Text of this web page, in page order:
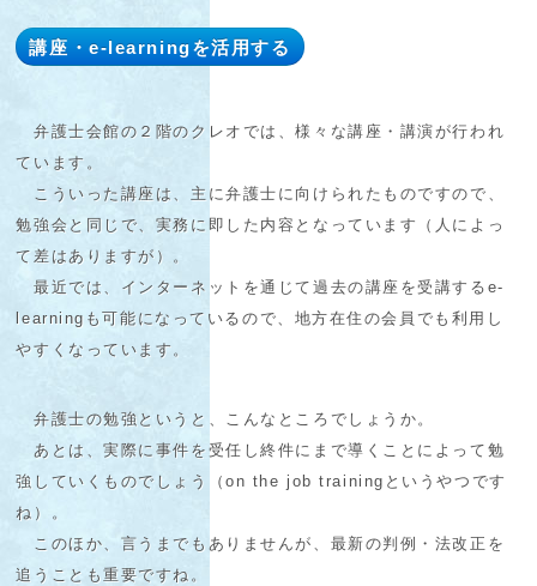
講座・e-learningを活用する
弁護士会館の２階のクレオでは、様々な講座・講演が行われ
ています。
こういった講座は、主に弁護士に向けられたものですので、
勉強会と同じで、実務に即した内容となっています（人によっ
て差はありますが）。
最近では、インターネットを通じて過去の講座を受講するe-
learningも可能になっているので、地方在住の会員でも利用し
やすくなっています。
弁護士の勉強というと、こんなところでしょうか。
あとは、実際に事件を受任し終件にまで導くことによって勉
強していくものでしょう（on the job trainingというやつです
ね）。
このほか、言うまでもありませんが、最新の判例・法改正を
追うことも重要ですね。